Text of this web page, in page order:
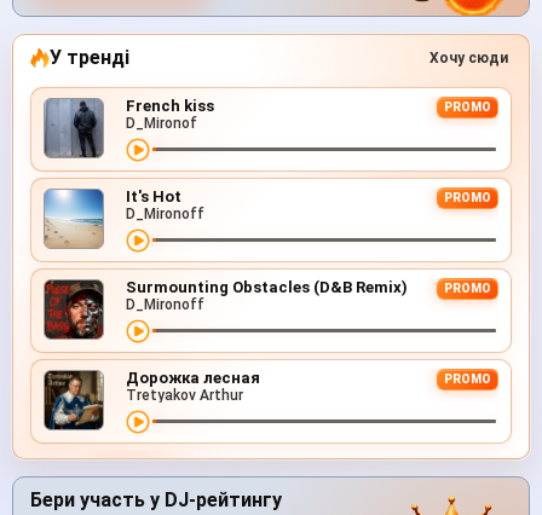
У тренді Хочу сюди
French kiss PROMO
D_Mironof
It's Hot PROMO
D_Mironoff
Surmounting Obstacles (D&B Remix) PROMO
D_Mironoff
Дорожка лесная PROMO
Tretyakov Arthur
Бери участь у DJ-рейтингу